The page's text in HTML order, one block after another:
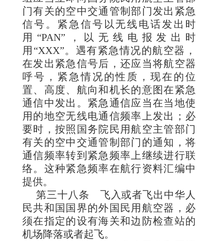
门有关的空中交通管制部门发出紧急
信号。紧急信号以无线电话发出时
用“PAN”，以无线电报发出时
用“XXX”。遇有紧急情况的航空器，
在发出紧急信号后，还应当将航空器
呼号，紧急情况的性质，现在的位
置、高度、航向和机长的意图在紧急
通信中发出。紧急通信应当在当地使
用的地空无线电通信频率上发出；必
要时，按照国务院民用航空主管部门
有关的空中交通管制部门的通知，将
通信频率转到紧急频率上继续进行联
络。这种紧急频率在航行资料汇编中
提供。
第三十八条 飞入或者飞出中华人
民共和国国界的外国民用航空器，必
须在指定的设有海关和边防检查站的
机场降落或者起飞。